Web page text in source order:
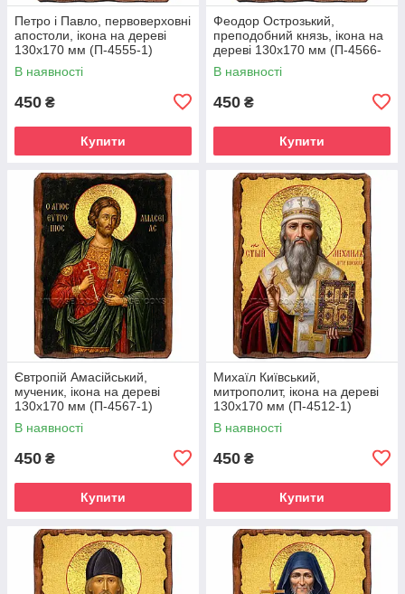
Петро і Павло, первоверховні
апостоли, ікона на дереві
130х170 мм (П-4555-1)
В наявності
450 ₴
Купити
Феодор Острозький,
преподобний князь, ікона на
дереві 130х170 мм (П-4566-
1)
В наявності
450 ₴
Купити
Євтропій Амасійський,
мученик, ікона на дереві
130х170 мм (П-4567-1)
В наявності
450 ₴
Купити
Михаїл Київський,
митрополит, ікона на дереві
130х170 мм (П-4512-1)
В наявності
450 ₴
Купити